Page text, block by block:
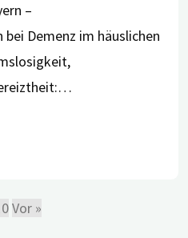
–
Demenz im häuslichen
Vor »